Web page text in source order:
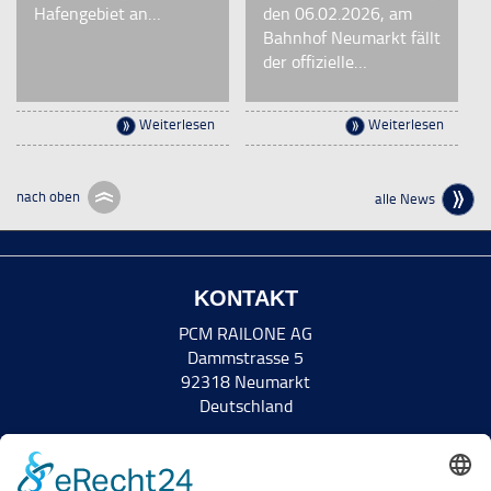
Hafengebiet an…
Weiterlesen
den 06.02.2026, am
Bahnhof Neumarkt fällt
der offizielle…
Weiterlesen
alle News
nach oben
KONTAKT
PCM RAILONE AG
Dammstrasse 5
92318 Neumarkt
Deutschland
Fax +49 9181 8952-5011